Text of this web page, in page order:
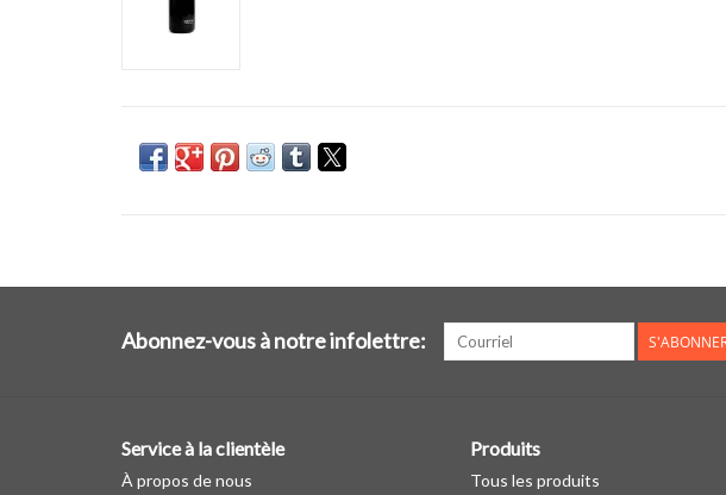
Abonnez-vous à notre infolettre:
Service à la clientèle
À propos de nous
Produits
Tous les produits